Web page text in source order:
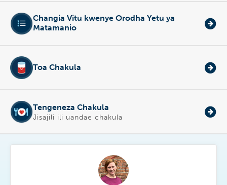
Changia Vitu kwenye Orodha Yetu ya
Matamanio
Toa Chakula
Tengeneza Chakula
Jisajili ili uandae chakula